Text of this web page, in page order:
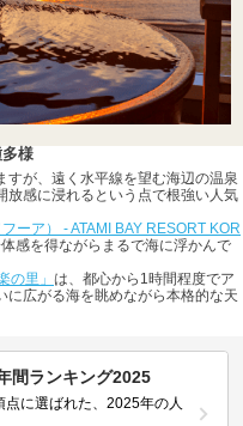
様
が、遠く水平線を望む海辺の温泉
放感に浸れるという点で根強い人気
ーア） - ATAMI BAY RESORT KOR
感を得ながらまるで海に浮かんで
の里」 は、都心から1時間程度でア
に広がる海を眺めながら本格的な天
間ランキング2025
に選ばれた、2025年の人